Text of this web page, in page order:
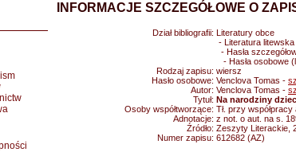
INFORMACJE SZCZEGÓŁOWE O
Dział bibliografii: Literatury obce
- Literatura litewska
- Hasła
- Hasła osobowe
Rodzaj zapisu: wiersz
Hasło osobowe: Venclova Tomas -
Autor: Venclova Tomas -
Tytuł: Na narodziny
Osoby współtworzące: Tł. przy
Adnotacje: z not. o aut. na s.
Źródło: Zeszyty Literackie,
Numer zapisu: 612682 (AZ)